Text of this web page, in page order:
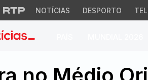
NOTÍCIAS DESPORTO